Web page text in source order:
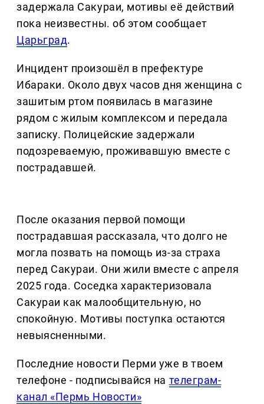
задержала Сакураи, мотивы её действий
пока неизвестны. об этом сообщает
Царьград.
Инцидент произошёл в префектуре
Ибараки. Около двух часов дня женщина с
зашитым ртом появилась в магазине
рядом с жилым комплексом и передала
записку. Полицейские задержали
подозреваемую, проживавшую вместе с
пострадавшей.
После оказания первой помощи
пострадавшая рассказала, что долго не
могла позвать на помощь из-за страха
перед Сакураи. Они жили вместе с апреля
2025 года. Соседка характеризовала
Сакураи как малообщительную, но
спокойную. Мотивы поступка остаются
невыясненными.
Последние новости Перми уже в твоем
телефоне - подписывайся на телеграм-
канал «Пермь Новости»